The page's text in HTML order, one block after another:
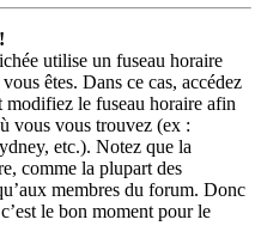
utilise un fuseau horaire
êtes. Dans ce cas, accédez
modifiez le fuseau horaire afin
vous vous trouvez (ex :
etc.). Notez que la
comme la plupart des
membres du forum. Donc
le bon moment pour le